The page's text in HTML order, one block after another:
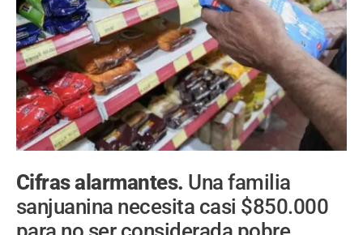
Cifras alarmantes. Una familia
sanjuanina necesita casi $850.000